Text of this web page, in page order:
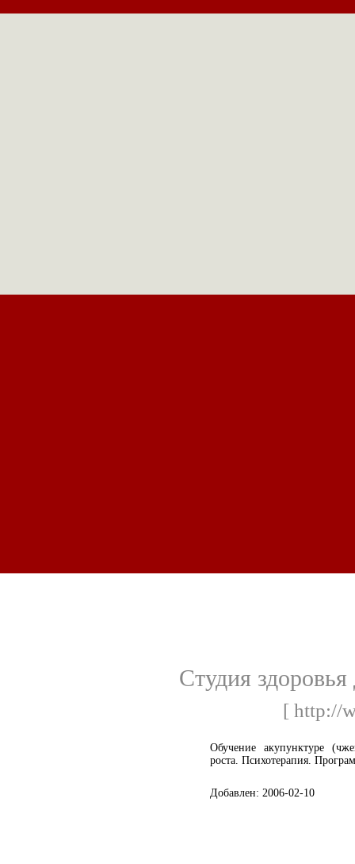
Студия
[ http://
Обучение акупунктуре
роста. Психотерапия.
Добавлен: 2006-02-10